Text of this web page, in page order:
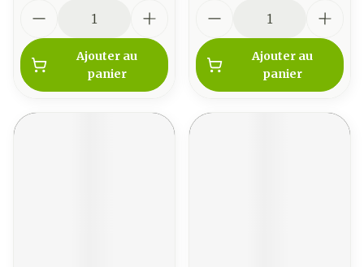
Ajouter au
panier
Ajouter au
panier